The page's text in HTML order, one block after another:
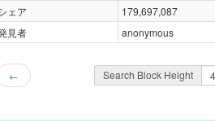
ェア
179,697,087
見者
anonymous
← Search Block Height